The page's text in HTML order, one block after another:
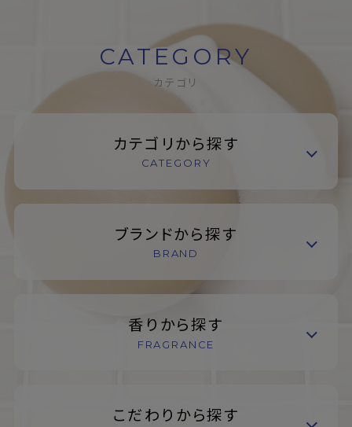
CATEGORY
カテゴリ
カテゴリから探す
CATEGORY
ブランドから探す
BRAND
香りから探す
FRAGRANCE
こだわりから探す